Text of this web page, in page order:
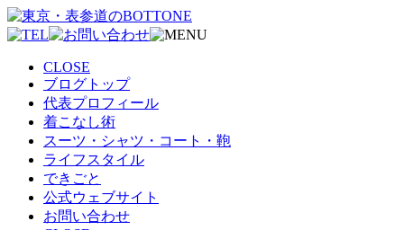
CLOSE
ブログトップ
代表プロフィール
着こなし術
スーツ・シャツ・コート・鞄
ライフスタイル
できごと
公式ウェブサイト
お問い合わせ